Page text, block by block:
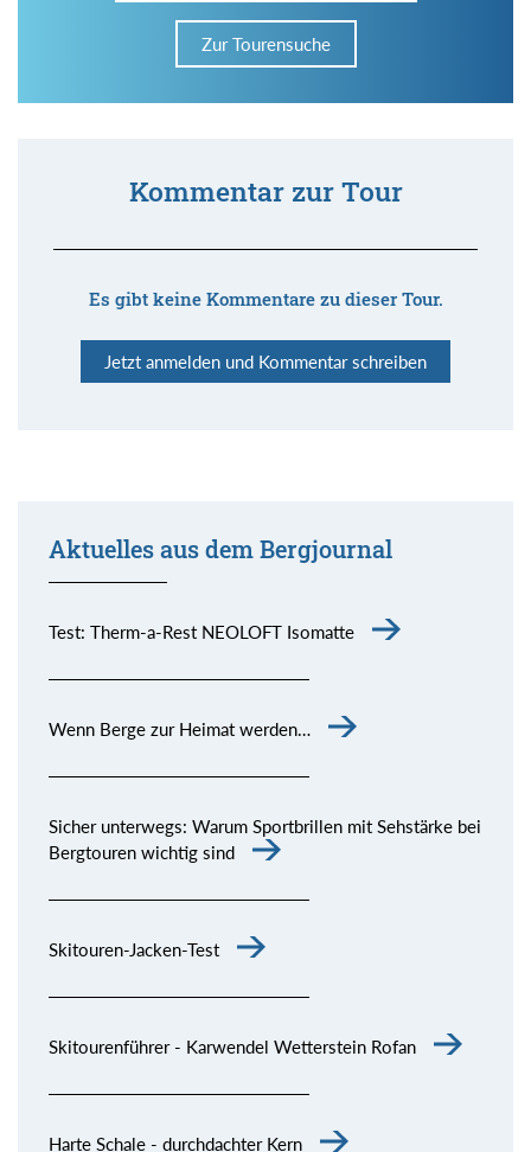
Zur Tourensuche
Kommentar zur Tour
Es gibt keine Kommentare zu dieser Tour.
Jetzt anmelden und Kommentar schreiben
Aktuelles aus dem Bergjournal
Test: Therm-a-Rest NEOLOFT Isomatte
Wenn Berge zur Heimat werden…
Sicher unterwegs: Warum Sportbrillen mit Sehstärke bei
Bergtouren wichtig sind
Skitouren-Jacken-Test
Skitourenführer - Karwendel Wetterstein Rofan
Harte Schale - durchdachter Kern